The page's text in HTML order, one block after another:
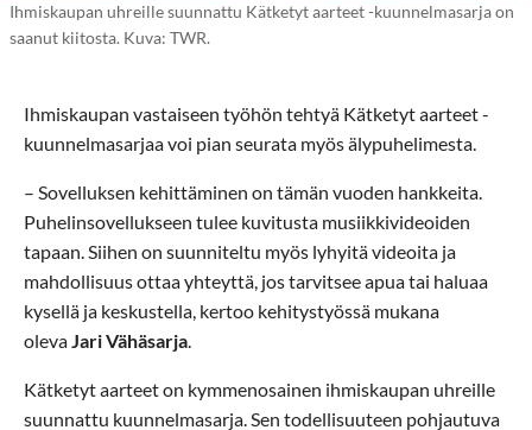
Ihmiskaupan uhreille suunnattu Kätketyt aarteet -kuunnelmasarja on
saanut kiitosta. Kuva: TWR.
Ihmiskaupan vastaiseen työhön tehtyä Kätketyt aarteet -
kuunnelmasarjaa voi pian seurata myös älypuhelimesta.
– Sovelluksen kehittäminen on tämän vuoden hankkeita.
Puhelinsovellukseen tulee kuvitusta musiikkivideoiden
tapaan. Siihen on suunniteltu myös lyhyitä videoita ja
mahdollisuus ottaa yhteyttä, jos tarvitsee apua tai haluaa
kysellä ja keskustella, kertoo kehitystyössä mukana
olevaJari Vähäsarja.
Kätketyt aarteet on kymmenosainen ihmiskaupan uhreille
suunnattu kuunnelmasarja. Sen todellisuuteen pohjautuva